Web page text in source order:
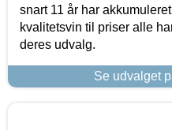
snart 11 år har
kvalitetsvin til priser alle
deres udvalg.
Se udvalget